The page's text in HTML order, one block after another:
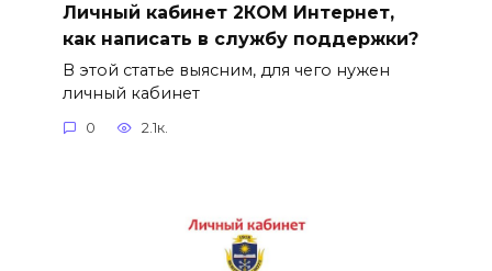
Личный кабинет 2КОМ Интернет,
как написать в службу поддержки?
В этой статье выясним, для чего нужен
личный кабинет
0 2.1к.